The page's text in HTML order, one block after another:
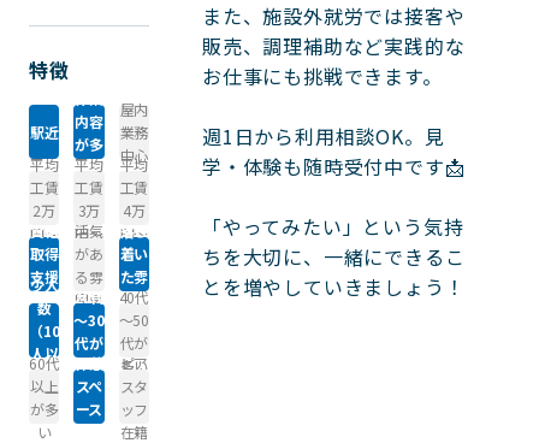
特徴
駅近
内容
が多
い
屋内
業務
中心
平均
工賃
2万
円～
平均
工賃
3万
円～
平均
工賃
4万
円～
資格
取得
支援
あり
活気
があ
る雰
囲気
落ち
着い
た雰
囲気
少人
数
（10
人以
下）
20代
～30
代が
多い
40代
～50
代が
多い
60代
以上
が多
い
休憩
スペ
ース
ピア
スタ
ッフ
在籍
また、施設外就労では接客や
販売、調理補助など実践的な
お仕事にも挑戦できます。
週1日から利用相談OK。見
学・体験も随時受付中です📩
「やってみたい」という気持
ちを大切に、一緒にできるこ
とを増やしていきましょう！